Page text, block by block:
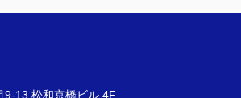
9-13 松和京橋ビル 4F